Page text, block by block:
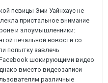
певицы Эми Уайнхаус не
пристальное внимание
и злоумышленники:
печальной новости со
попытку завлечь
шокирующими видео
вместо видеозаписи
различные